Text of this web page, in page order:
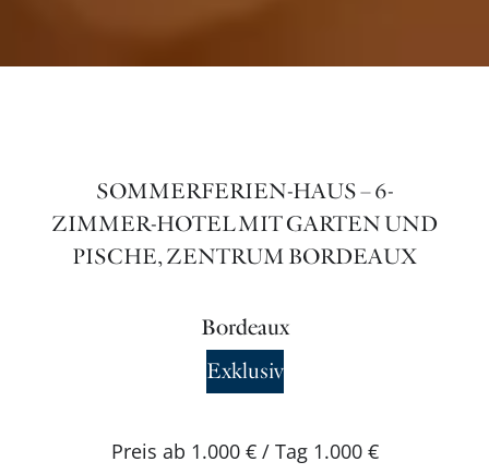
SOMMERFERIEN-HAUS – 6-
ZIMMER-HOTEL MIT GARTEN UND
PISCHE, ZENTRUM BORDEAUX
Bordeaux
Exklusiv
Preis ab 1.000 € / Tag 1.000 €